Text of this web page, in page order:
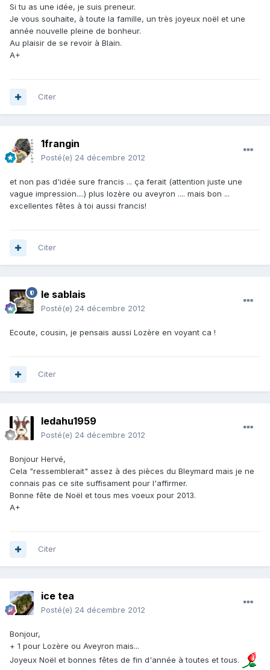
Si tu as une idée, je suis preneur.
Je vous souhaite, à toute la famille, un très joyeux noël et une
année nouvelle pleine de bonheur.
Au plaisir de se revoir à Blain.
A+
Citer
1frangin
Posté(e) 24 décembre 2012
et non pas d'idée sure francis ... ça ferait (attention juste une
vague impression....) plus lozère ou aveyron .... mais bon ...
excellentes fêtes à toi aussi francis!
Citer
le sablais
Posté(e) 24 décembre 2012
Ecoute, cousin, je pensais aussi Lozère en voyant ca !
Citer
ledahu1959
Posté(e) 24 décembre 2012
Bonjour Hervé,
Cela "ressemblerait" assez à des pièces du Bleymard mais je ne
connais pas ce site suffisament pour l'affirmer.
Bonne fête de Noël et tous mes voeux pour 2013.
A+
Citer
ice tea
Posté(e) 24 décembre 2012
Bonjour,
+ 1 pour Lozère ou Aveyron mais...
Joyeux Noël et bonnes fêtes de fin d'année à toutes et tous.